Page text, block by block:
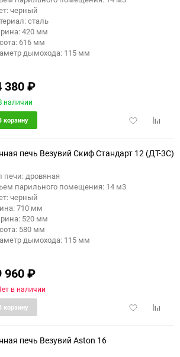
черный
сталь
420 мм
616 мм
дымохода: 115 мм
380₽
наличии
Добавить
корзину
печь Везувий Скиф Стандарт 12 (ДТ-3С)
печи: дровяная
парильного помещения: 14 м3
черный
710 мм
520 мм
580 мм
дымохода: 115 мм
960₽
в наличии
Добавить
корзину
печь Везувий Aston 16